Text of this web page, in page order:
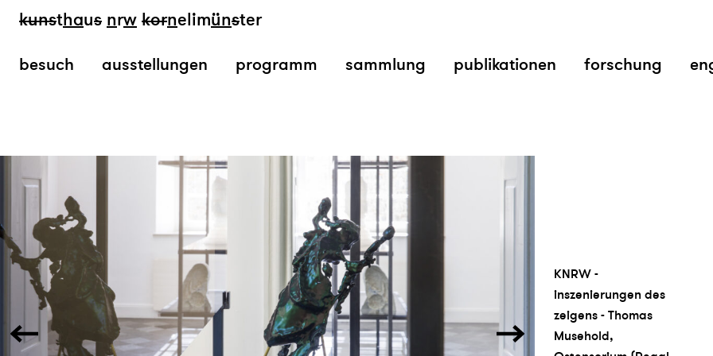
kunsthaus nrw kornelimünster
besuch ausstellungen programm sammlung publikationen forschung
KNRW -
inszenierungen des
zeigens - Thomas
Musehold,